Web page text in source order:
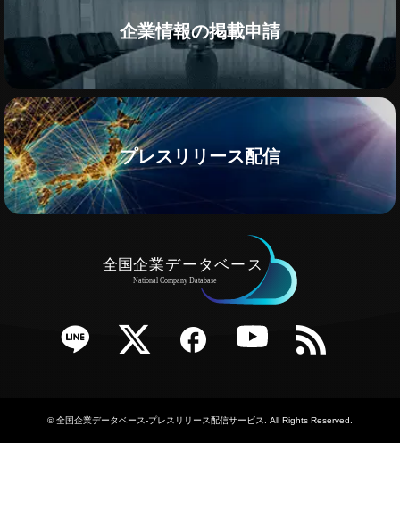
企業情報の掲載申請
プレスリリース配信
Twitter Facebook YouTube RSS
©全国企業データベース-プレスリリース配信サービス . All Rights Reserved.